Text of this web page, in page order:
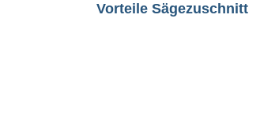
Vorteile Sägezuschnitt